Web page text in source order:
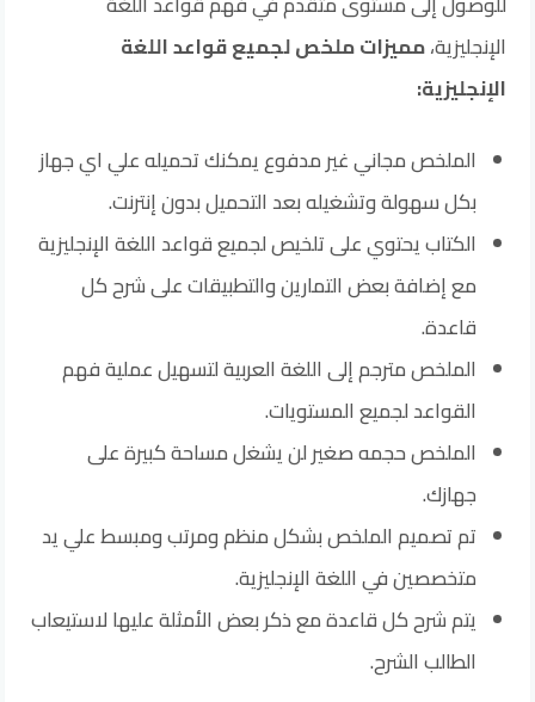
الإنجليزية،مميزات ملخص لجميع قواعد اللغة
الإنجليزية:
الملخص مجاني غير مدفوع يمكنك تحميله علي اي جهاز
بكل سهولة وتشغيله بعد التحميل بدون إنترنت.
الكتاب يحتوي على تلخيص لجميع قواعد اللغة الإنجليزية
مع إضافة بعض التمارين والتطبيقات على شرح كل
قاعدة.
الملخص مترجم إلى اللغة العربية لتسهيل عملية فهم
القواعد لجميع المستويات.
الملخص حجمه صغير لن يشغل مساحة كبيرة على
جهازك.
تم تصميم الملخص بشكل منظم ومرتب ومبسط علي يد
متخصصين في اللغة الإنجليزية.
يتم شرح كل قاعدة مع ذكر بعض الأمثلة عليها لاستيعاب
الطالب الشرح.